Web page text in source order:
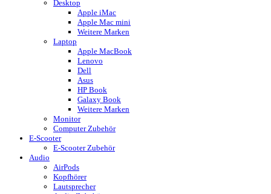
Desktop
Apple iMac
Apple Mac mini
Weitere Marken
Laptop
Apple MacBook
Lenovo
Dell
Asus
HP Book
Galaxy Book
Weitere Marken
Monitor
Computer Zubehör
E-Scooter
E-Scooter Zubehör
Audio
AirPods
Kopfhörer
Lautsprecher